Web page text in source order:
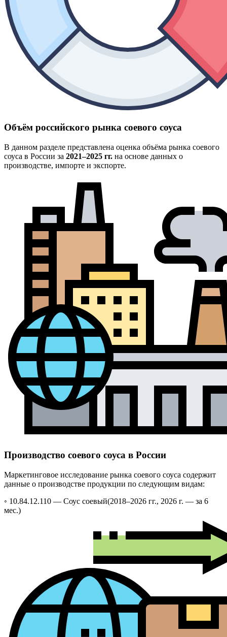
Объём российского рынка соевого соуса
В данном разделе представлена оценка объёма рынка соевого
соуса в России за 2021–2025 гг. на основе данных о
производстве, импорте и экспорте.
Производство соевого соуса в России
Маркетинговое исследование рынка соевого соуса содержит
данные о производстве продукции по следующим видам:
◦ 10.84.12.110 — Соус соевый(2018–2026 гг., 2026 г. — за 6
мес.)